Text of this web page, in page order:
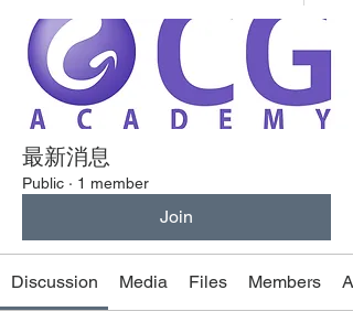
最新消息
Public · 1 member
Join
Discussion Media Files Members